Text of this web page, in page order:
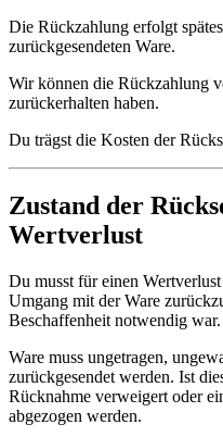
Die Rückzahlung erfolgt
zurückgesendeten Ware.
Wir können die Rückzahlung
zurückerhalten haben.
Du trägst die Kosten der
Zustand der
Wertverlust
Du musst für einen
Umgang mit der Ware
Beschaffenheit notwendig war.
Ware muss ungetragen,
zurückgesendet werden. Ist
Rücknahme verweigert oder
abgezogen werden.